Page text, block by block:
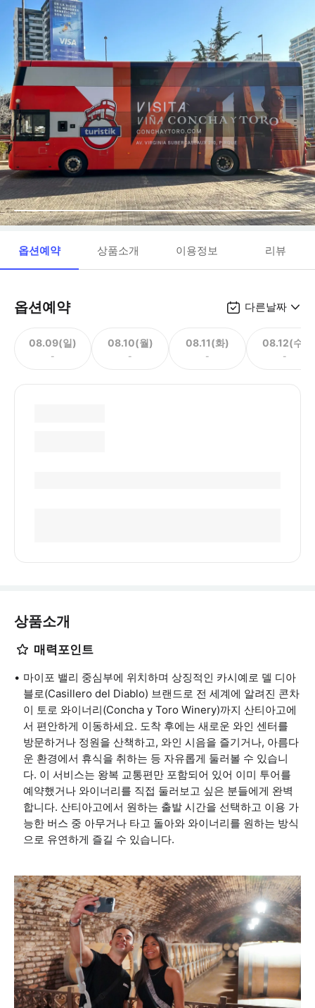
옵션예약 상품소개 이용정보 리뷰
옵션예약 다른날짜
08.09(일)
-
08.10(월)
-
08.11(화)
-
08.12(수)
-
상품소개
매력포인트
마이포 밸리 중심부에 위치하며 상징적인 카시예로 델 디아
블로(Casillero del Diablo) 브랜드로 전 세계에 알려진 콘차
이 토로 와이너리(Concha y Toro Winery)까지 산티아고에
서 편안하게 이동하세요. 도착 후에는 새로운 와인 센터를
방문하거나 정원을 산책하고, 와인 시음을 즐기거나, 아름다
운 환경에서 휴식을 취하는 등 자유롭게 둘러볼 수 있습니
다. 이 서비스는 왕복 교통편만 포함되어 있어 이미 투어를
예약했거나 와이너리를 직접 둘러보고 싶은 분들에게 완벽
합니다. 산티아고에서 원하는 출발 시간을 선택하고 이용 가
능한 버스 중 아무거나 타고 돌아와 와이너리를 원하는 방식
으로 유연하게 즐길 수 있습니다.